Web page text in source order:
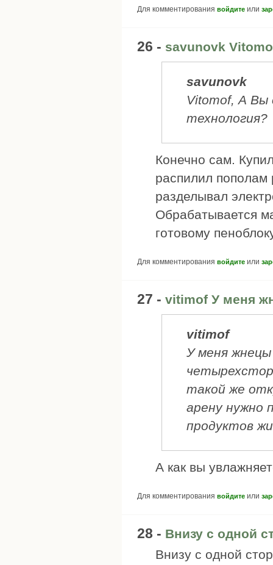
Для комментирования войдите или
26 - savunovk
savunovk
Vitomof, А Вы
технология?
Конечно сам.
распилил пополам
разделывал
Обрабатывается
готовому
Для комментирования войдите или
27 - vitimof У меня
vitimof
У меня
такой же
арену нужно
продуктов
А как вы
Для комментирования войдите или
28 - Внизу с одной
Внизу с одной